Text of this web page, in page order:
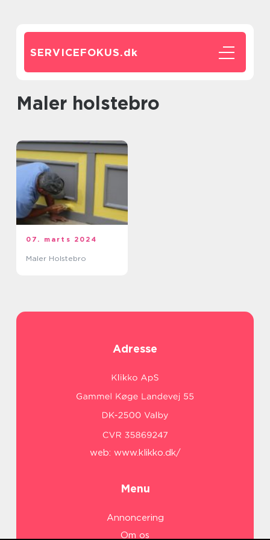
SERVICEFOKUS.dk
maler holstebro
07. marts 2024
Maler Holstebro
Adresse
web: www.klikko.dk/
Menu
Annoncering
Om os